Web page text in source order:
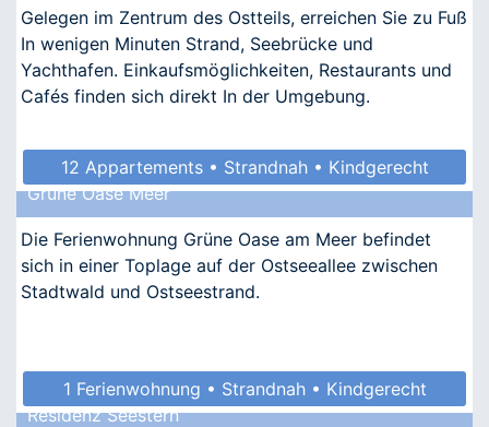
Gelegen im Zentrum des Ostteils, erreichen Sie zu Fuß
In wenigen Minuten Strand, Seebrücke und
Yachthafen. Einkaufsmöglichkeiten, Restaurants und
Cafés finden sich direkt In der Umgebung.
12 Appartements • Strandnah • Kindgerecht
Grüne Oase Meer
Die Ferienwohnung Grüne Oase am Meer befindet
sich in einer Toplage auf der Ostseeallee zwischen
Stadtwald und Ostseestrand.
1 Ferienwohnung • Strandnah • Kindgerecht
Residenz Seestern